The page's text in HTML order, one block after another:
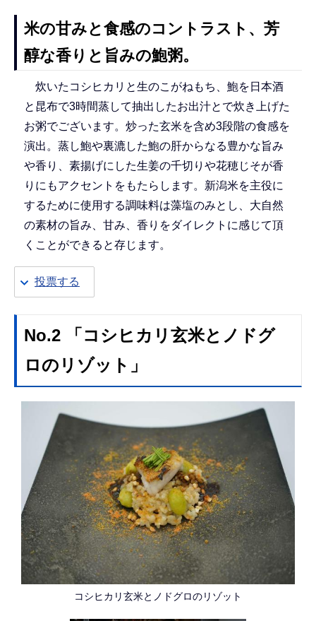
米の甘みと食感のコントラスト、芳
醇な香りと旨みの鮑粥。
炊いたコシヒカリと生のこがねもち、鮑を日本酒
と昆布で3時間蒸して抽出したお出汁とで炊き上げた
お粥でございます。炒った玄米を含め3段階の食感を
演出。蒸し鮑や裏漉した鮑の肝からなる豊かな旨み
や香り、素揚げにした生姜の千切りや花穂じそが香
りにもアクセントをもたらします。新潟米を主役に
するために使用する調味料は藻塩のみとし、大自然
の素材の旨み、甘み、香りをダイレクトに感じて頂
くことができると存じます。
投票する
No.2 「コシヒカリ玄米とノドグ
ロのリゾット」
コシヒカリ玄米とノドグロのリゾット